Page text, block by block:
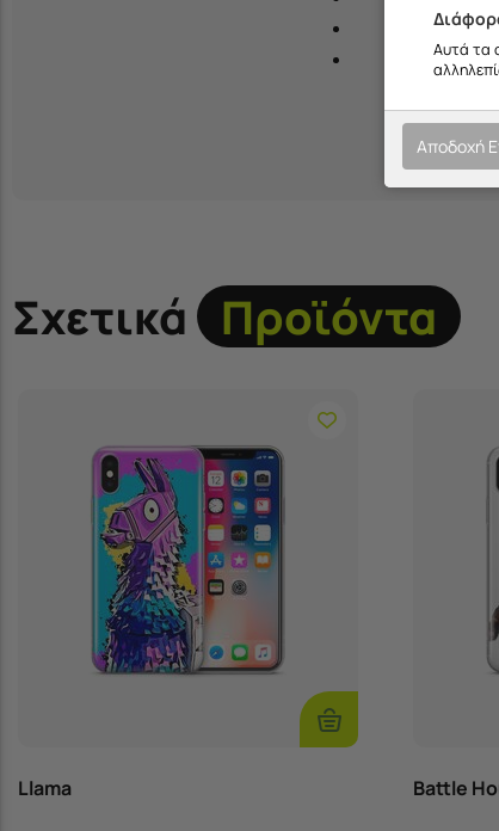
Σχετικά Προϊόντα
Επιλογές
Llama Battle
Αυτά τα
Αποδοχή